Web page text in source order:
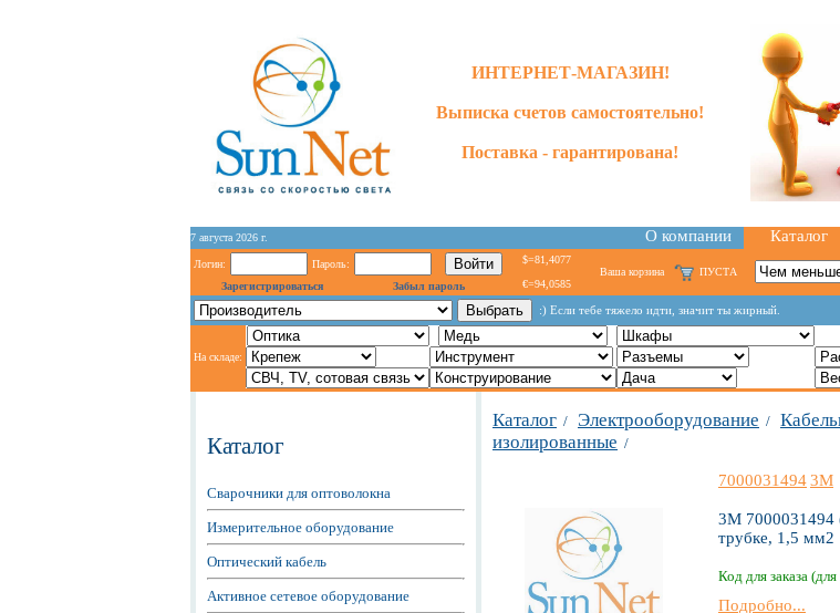
ИНТЕРНЕТ-МАГАЗИН!
Выписка счетов самостоятельно!
Поставка - гарантирована!
7 августа 2026 г. О компании Каталог
Логин:
Пароль:
Зарегистрироваться
Забыл пароль
$=81,4077
€=94,0585
Ваша корзина ПУСТА
:) Если тебе тяжело идти, значит ты жирный.
На складе:
Каталог
Сварочники для оптоволокна
Измерительное оборудование
Оптический кабель
Активное сетевое оборудование
Каталог / Электрооборудование /
изолированные /
70000314943M
3M 7000031494
трубке, 1,5 мм2
Код для заказа
Подробно...